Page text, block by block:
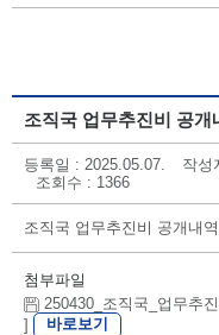
조직국 업무추진비 공개
등록일 : 2025.05.07.
작성
조회수 : 1366
조직국 업무추진비 공개내
첨부파일
250430_조직국_업무추
]
바로보기